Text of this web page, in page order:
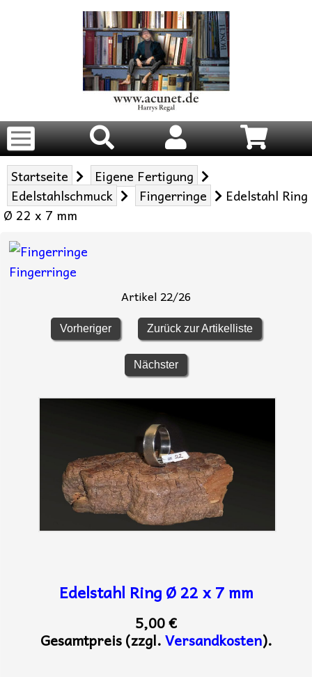
Startseite
Eigene Fertigung
Edelstahlschmuck
Fingerringe
Edelstahl Ring
Ø 22 x 7 mm
Fingerringe
Artikel 22/26
Vorheriger Zurück zur Artikelliste
Nächster
Edelstahl Ring Ø 22 x 7 mm
5,00 €
Gesamtpreis (zzgl.Versandkosten).